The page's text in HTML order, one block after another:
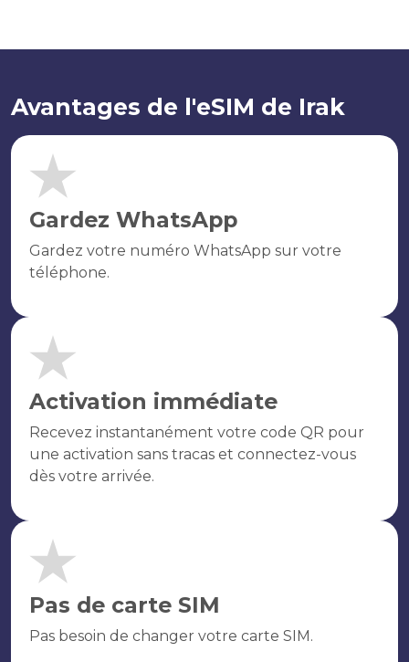
Avantages de l'eSIM de Irak
Gardez WhatsApp
Gardez votre numéro WhatsApp sur votre
téléphone.
Activation immédiate
Recevez instantanément votre code QR pour
une activation sans tracas et connectez-vous
dès votre arrivée.
Pas de carte SIM
Pas besoin de changer votre carte SIM.